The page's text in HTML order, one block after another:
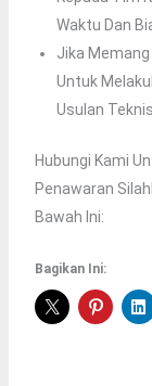
Waktu Dan
Jika
Untuk
Usulan
Hubungi Kami
Реnаwаrаn
Bаwаh Іnі:
Bagikan Ini: